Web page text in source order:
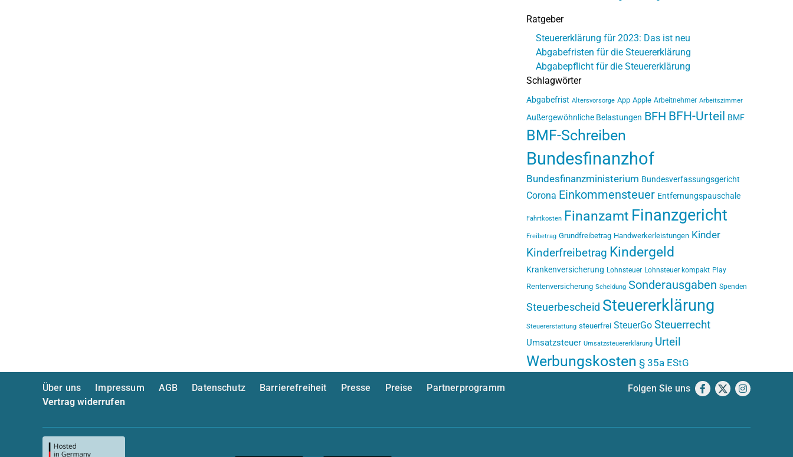
Ratgeber
Steuererklärung für 2023: Das ist neu
Abgabefristen für die Steuererklärung
Abgabepflicht für die Steuererklärung
Schlagwörter
Abgabefrist Altersvorsorge App Apple Arbeitnehmer Arbeitszimmer
Außergewöhnliche Belastungen BFH BFH-Urteil BMF
BMF-Schreiben
Bundesfinanzhof
Bundesfinanzministerium Bundesverfassungsgericht
Corona Einkommensteuer Entfernungspauschale
Fahrtkosten Finanzamt Finanzgericht
Freibetrag Grundfreibetrag Handwerkerleistungen Kinder
Kinderfreibetrag Kindergeld
Krankenversicherung Lohnsteuer Lohnsteuer kompakt Play
Rentenversicherung Scheidung Sonderausgaben Spenden
Steuerbescheid Steuererklärung
Steuererstattung steuerfrei SteuerGo Steuerrecht
Umsatzsteuer Umsatzsteuererklärung Urteil
Werbungskosten § 35a EStG
Über uns Impressum AGB Datenschutz Barrierefreiheit Presse Preise
Partnerprogramm
Vertrag widerrufen
Folgen Sie uns Facebook
X Instagram